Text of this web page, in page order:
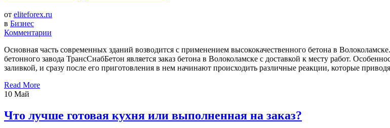
от eliteforex.ru
в Бизнес
Комментарии
Основная часть современных зданий возводится с применением высококачественного бетона в
бетонного завода ТрансСнабБетон является заказ бетона в Волоколамске с доставкой к месту работ.
заливкой, и сразу после его приготовления в нем начинают происходить различные реакции, которые
Read More
10 Май
Что лучше готовая кухня или выполненная на заказ?